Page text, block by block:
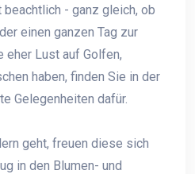
beachtlich - ganz gleich, ob
einen ganzen Tag zur
eher Lust auf Golfen,
haben, finden Sie in der
Gelegenheiten dafür.
geht, freuen diese sich
in den Blumen- und